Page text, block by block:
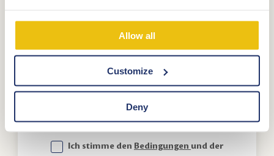
Allow all
Customize
Deny
Urlaub vom4-9-2027bis2-10- für einen
Gesamtbetrag von:€612,26
Ich stimme den Bedingungen und der